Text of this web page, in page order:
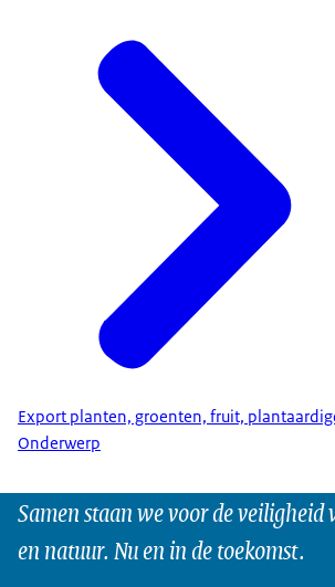
Export planten, groenten, fruit,
Onderwerp
Samen staan we voor de veiligheid
en natuur. Nu en in de toekomst.